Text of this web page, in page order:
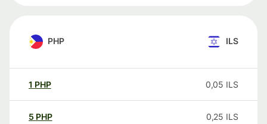
PHP ILS
1 PHP 0,05 ILS
5 PHP 0,25 ILS